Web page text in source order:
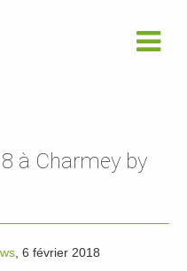
à Charmey by
, 6 février 2018